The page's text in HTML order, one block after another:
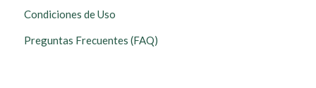
Condiciones de Uso
Preguntas Frecuentes (FAQ)